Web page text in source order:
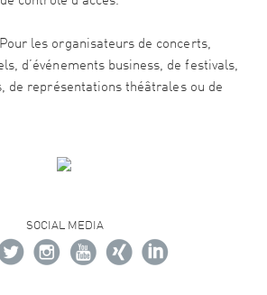
Pour les organisateurs de concerts,
d’événements business, de festivals,
de représentations théâtrales ou de
SOCIAL MEDIA